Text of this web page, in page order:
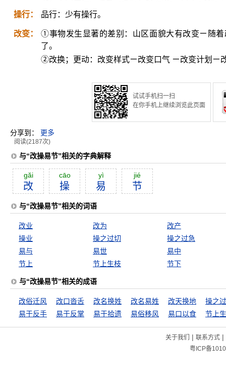
操行： 品行：少有操行。
改变：
①事物发生显著的差别：山区面貌大有改变ㄧ随
了。
②改换；更动：改变样式ㄧ改变口气 ㄧ改变计划ㄧ
试试手机扫一扫
在你手机上继续浏览此页面
分享到： 更多
阅读(2187次)
与“改操易节”相关的字典解释
găi
改
cāo
操
yì
易
jié
节
与“改操易节”相关的词语
改业 改为
改产
操业
操之过切
操之过急
易与
易世
易中
节上
节上生枝 节下
与“改操易节”相关的成语
改俗迁风 改口沓舌 改名换姓 改名易姓 改天换地
操之
易于反手
易于反掌 易于拾遗 易俗移风 易口以食 节上
关于我们 | 联系方式|
粤ICP备